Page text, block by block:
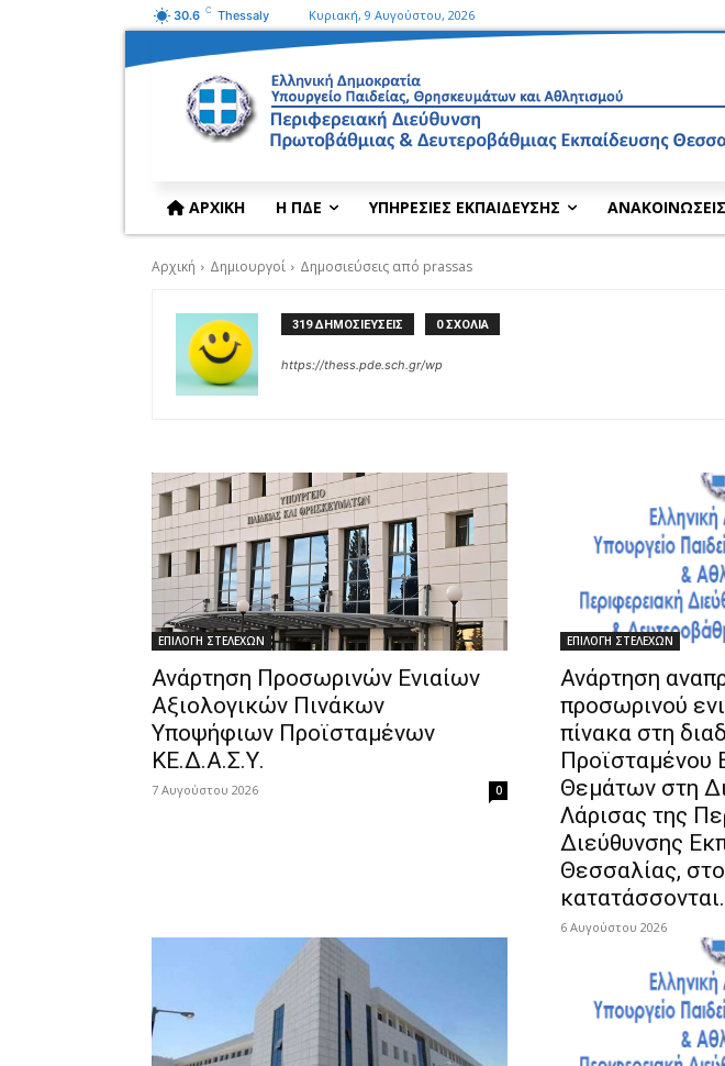
30.6 C Thessaly Κυριακή, 9 Αυγούστου, 2026
ΑΡΧΙΚΗ Η ΠΔΕ ΥΠΗΡΕΣΙΕΣ ΕΚΠΑΙΔΕΥΣΗΣ ΑΝΑΚΟΙΝΩΣΕΙΣ
Αρχική Δημιουργοί Δημοσιεύσεις από prassas
319 ΔΗΜΟΣΙΕΥΣΕΙΣ 0 ΣΧΟΛΙΑ
https://thess.pde.sch.gr/wp
ΕΠΙΛΟΓΗ ΣΤΕΛΕΧΩΝ
Ανάρτηση Προσωρινών Ενιαίων
Αξιολογικών Πινάκων
Υποψήφιων Προϊσταμένων
ΚΕ.Δ.Α.Σ.Υ.
7 Αυγούστου 2026 0
ΕΠΙΛΟΓΗ ΣΤΕΛΕΧΩΝ
Ανάρτηση
προσωρινού
πίνακα στη
Προϊσταμένου
Θεμάτων στη
Λάρισας της
Διεύθυνσης
Θεσσαλίας,
6 Αυγούστου 2026